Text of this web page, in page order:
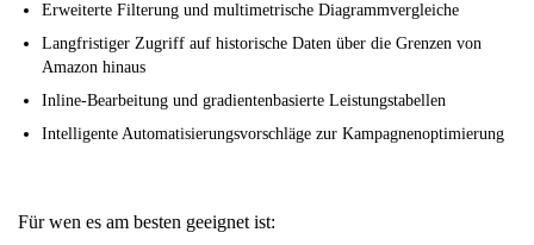
Erweiterte Filterung und multimetrische Diagrammvergleiche
Langfristiger Zugriff auf historische Daten über die Grenzen von
Amazon hinaus
Inline-Bearbeitung und gradientenbasierte Leistungstabellen
Intelligente Automatisierungsvorschläge zur Kampagnenoptimierung
Für wen es am besten geeignet ist: